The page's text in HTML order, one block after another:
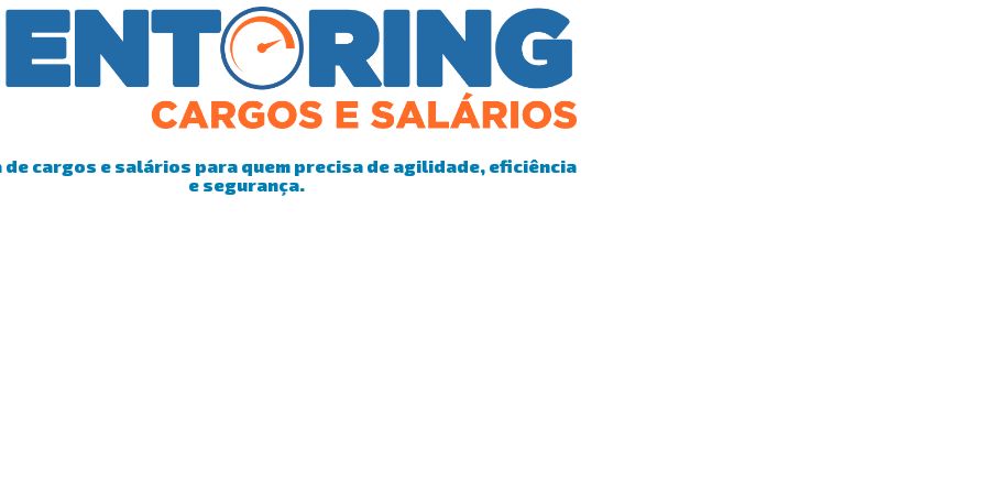
de cargos e salários para quem precisa de agilidade, eficiência
e segurança.